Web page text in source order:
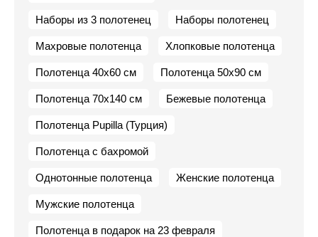
Наборы из 3 полотенец Наборы полотенец
Махровые полотенца Хлопковые полотенца
Полотенца 40х60 см Полотенца 50х90 см
Полотенца 70х140 см Бежевые полотенца
Полотенца Pupilla (Турция)
Полотенца с бахромой
Однотонные полотенца Женские полотенца
Мужские полотенца
Полотенца в подарок на 23 февраля